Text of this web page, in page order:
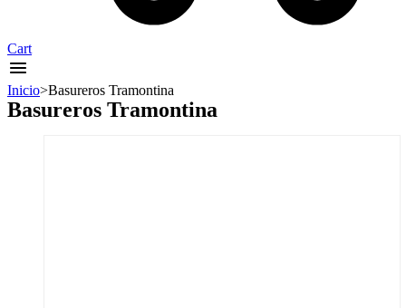
Cart
Inicio>Basureros Tramontina
Basureros Tramontina